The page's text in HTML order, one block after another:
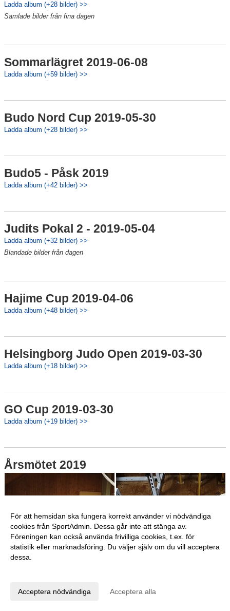
Ladda album (+28 bilder) >>
Samlade bilder från fina dagen
Sommarlägret 2019-06-08
Ladda album (+59 bilder) >>
Budo Nord Cup 2019-05-30
Ladda album (+28 bilder) >>
Budo5 - Påsk 2019
Ladda album (+42 bilder) >>
Judits Pokal 2 - 2019-05-04
Ladda album (+32 bilder) >>
Blandade bilder från dagen
Hajime Cup 2019-04-06
Ladda album (+48 bilder) >>
Helsingborg Judo Open 2019-03-30
Ladda album (+18 bilder) >>
GO Cup 2019-03-30
Ladda album (+19 bilder) >>
Årsmötet 2019
För att hemsidan ska fungera korrekt använder vi nödvändiga
cookies från SportAdmin. Dessa går inte att stänga av.
Föreningen kan också använda frivilliga cookies, t.ex. för
statistik eller marknadsföring. Du väljer själv om du vill acceptera
dessa.
Acceptera nödvändiga Acceptera alla